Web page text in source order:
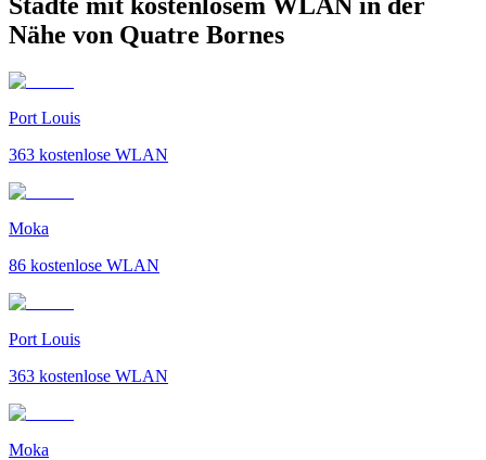
Nähe von Quatre Bornes
Port Louis
363 kostenlose WLAN
Moka
86 kostenlose WLAN
Port Louis
363 kostenlose WLAN
Moka